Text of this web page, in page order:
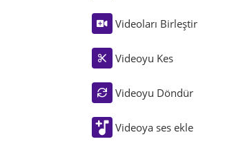
Videoları Birleştir
Videoyu Kes
Videoyu Döndür
Videoya ses ekle